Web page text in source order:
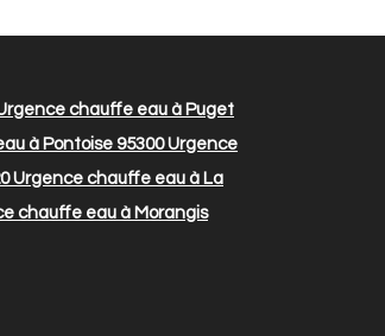
chauffe eau à Puget
à Pontoise 95300Urgence
Urgence chauffe eau à La
chauffe eau à Morangis